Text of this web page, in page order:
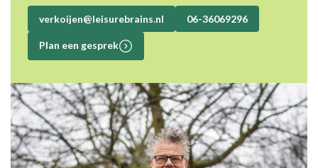
verkoijen@leisurebrains.nl 06-36069296
Plan een gesprek